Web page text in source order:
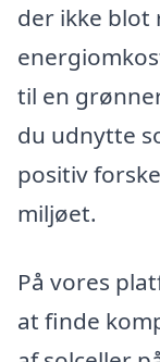
der ikke blot
til en
du udnytte
positiv
miljøet.
På vores
at finde